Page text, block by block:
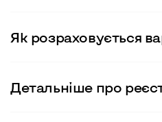
Як розраховується
Детальнiше про